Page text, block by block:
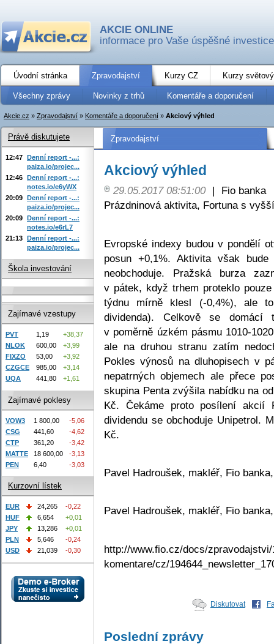
AKCIE ONLINE
informace pro Vaše úspěšné investice
Úvodní stránka Zpravodajství Kurzy CZ Kurzy
Všechny zprávy Novinky z trhů Komentáře a doporučení
Akcie.cz » Zpravodajství » Komentáře a doporučení » Akciový výhled
Zpravodajství
Akciový výhled
29.05.2017 08:51:00 |
Fio banka
Prázdninová aktivita, Fortuna s
Evropské indexy budou v pondělí
posun +0,1%. Aktivita však
neobchoduje. Pražská burza
v pátek, když trhem proteklo
týdnu mírně klesl (-0,4%), ale
dividenda). Celkově se domácí
v poměrně úzkém pásmu 1010-
ale na druhou stranu zatím
Pokles výnosů na dluhopisech v
nepatrných objemech ale přece
skupina Penta zvýšila nabídku na
Kč. Čekáme proto posílení akcií
dividendu se obchoduje Unipetrol.
Kč.
Pavel Hadroušek, makléř, Fio
Pavel Hadroušek, makléř, Fio
http://www.fio.cz/docs/
komentare/cz/
Diskutovat
Poslední zprávy
Právě diskutujete
12:47 Denní report -...:
paiza.io/projec...
12:46 Denní report -...:
notes.io/e6yWX
20:09 Denní report -...:
paiza.io/projec...
20:09 Denní report -...:
notes.io/e6rL7
21:13 Denní report -...:
paiza.io/projec...
Škola investování
Zajímavé vzestupy
PVT 1,19
+38,37
NLOK
600,00
+3,99
FIXZO
53,00
+3,92
CZGCE
985,00
+3,14
UQA
441,80 +1,61
Zajímavé poklesy
VOW3 1 800,00
-5,06
CSG
441,60
-4,62
CTP
361,20
-3,42
MATTE
18 600,00
-3,13
PEN
6,40 -3,03
Kurzovní lístek
EUR 24,265
-0,22
HUF
6,654
+0,01
JPY
13,286
+0,01
PLN
5,646
-0,24
USD
21,039 -0,30